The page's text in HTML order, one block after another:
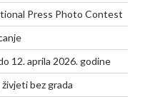
Press Photo Contest
12. aprila 2026. godine
bez grada